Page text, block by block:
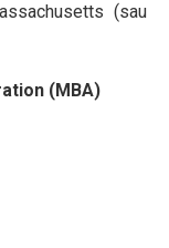
(sau
(MBA)